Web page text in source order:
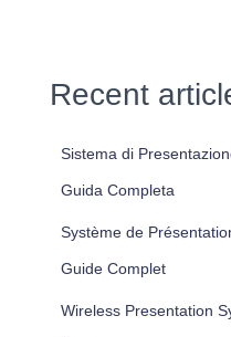
Recent
Sistema di
Guida Completa
Système de
Guide Complet
Wireless Presentation